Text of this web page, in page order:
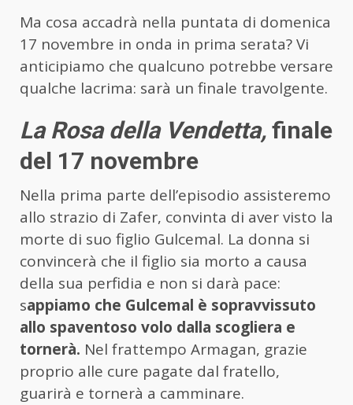
Ma cosa accadrà nella puntata di domenica
17 novembre in onda in prima serata? Vi
anticipiamo che qualcuno potrebbe versare
qualche lacrima: sarà un finale travolgente.
La Rosa della Vendetta, finale
del 17 novembre
Nella prima parte dell’episodio assisteremo
allo strazio di Zafer, convinta di aver visto la
morte di suo figlio Gulcemal. La donna si
convincerà che il figlio sia morto a causa
della sua perfidia e non si darà pace:
sappiamo che Gulcemal è sopravvissuto
allo spaventoso volo dalla scogliera e
tornerà. Nel frattempo Armagan, grazie
proprio alle cure pagate dal fratello,
guarirà e tornerà a camminare.